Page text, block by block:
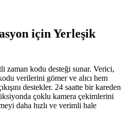
için Yerleşik
zaman kodu desteği sunar. Verici,
verilerini gömer ve alıcı hem
destekler. 24 saatte bir kareden
çoklu kamera çekimlerini
daha hızlı ve verimli hale